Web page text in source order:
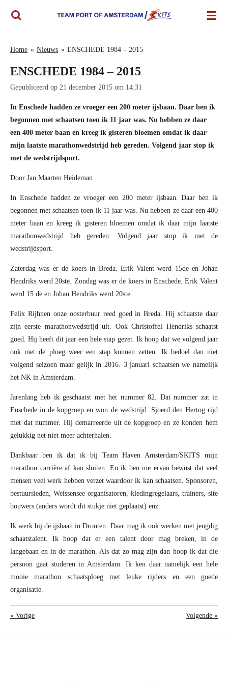
Ga
deHome » Nieuws » ENSCHEDE 1984 – 2015
ENSCHEDE 1984 – 2015
Gepubliceerd op 21 december 2015 om 14:31
In Enschede hadden ze vroeger een 200 meter ijsbaan. Daar ben ik
begonnen met schaatsen toen ik 11 jaar was. Nu hebben ze daar
een 400 meter baan en kreeg ik gisteren bloemen omdat ik daar
mijn laatste marathonwedstrijd heb gereden. Volgend jaar stop ik
met de wedstrijdsport.
Door Jan Maarten Heideman
In Enschede hadden ze vroeger een 200 meter ijsbaan. Daar ben ik
begonnen met schaatsen toen ik 11 jaar was. Nu hebben ze daar een 400
meter baan en kreeg ik gisteren bloemen omdat ik daar mijn laatste
marathonwedstrijd heb gereden. Volgend jaar stop ik met de
wedstrijdsport.
Zaterdag was er de koers in Breda. Erik Valent werd 15de en Johan
Hendriks werd 20ste. Zondag was er de koers in Enschede. Erik Valent
werd 15 de en Johan Hendriks werd 20ste.
Felix Rijhnen onze oosterbuur reed goed in Breda. Hij schaatste daar
zijn eerste marathonwedstrijd uit. Ook Christoffel Hendriks schaatst
goed. Hij heeft dit jaar een hele stap gezet. Ik hoop dat we volgend jaar
ook met de ploeg weer een stap kunnen zetten. Ik bedoel dan niet
volgend seizoen maar gelijk in 2016. 3 januari schaatsen we namelijk
het NK in Amsterdam.
Jarenlang heb ik geschaatst met het nummer 82. Dat nummer zat in
Enschede in de kopgroep en won de wedstrijd. Sjoerd den Hertog rijd
met dat nummer. Hij demarreerde uit de kopgroep en ze konden hem
gelukkig net niet meer achterhalen.
Dankbaar ben ik dat ik bij Team Haven Amsterdam/SKITS mijn
marathon carrière af kan sluiten. En ik ben me ervan bewust dat veel
mensen veel werk hebben verzet waardoor ik kan schaatsen. Sponsoren,
bestuursleden, Weissensee organisatoren, kledingregelaars, trainers, site
bouwers (anders wordt dit stukje niet geplaatst) enz.
Ik werk bij de ijsbaan in Dronten. Daar mag ik ook werken met jeugdig
schaatstalent. Ik hoop dat er een talent door mag breken, in de
langebaan en in de marathon. Als dat zo mag zijn dan hoop ik dat die
persoon gaat studeren in Amsterdam. Ik ken daar namelijk een hele
mooie marathon schaatsploeg met leuke rijders en een goede
organisatie.
« Vorige Volgende »